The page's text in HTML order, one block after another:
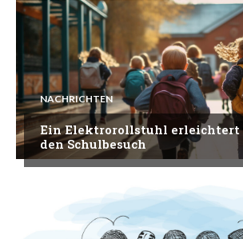
NACHRICHTEN
Ein Elektrorollstuhl erleichtert
den Schulbesuch